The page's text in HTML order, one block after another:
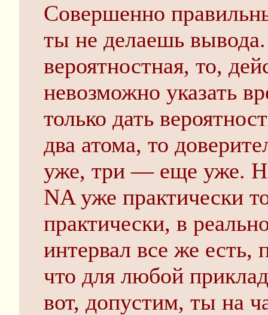
Совершенно
ты не делаешь
вероятностная, то,
невозможно указать
только дать
два атома, то
уже, три — еще уже.
NA уже практически
практически, в
интервал все же есть,
что для любой
вот, допустим, ты на